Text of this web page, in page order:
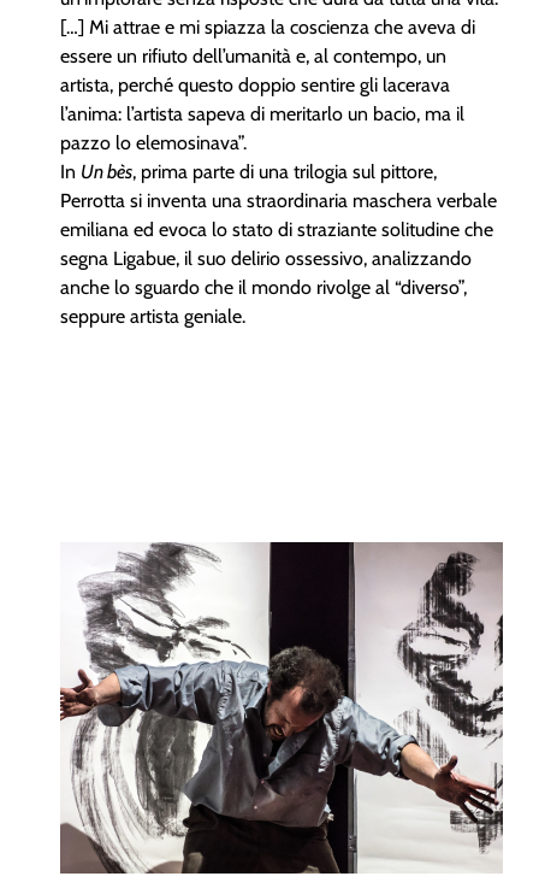
[…] Mi attrae e mi spiazza la coscienza che aveva di
essere un rifiuto dell’umanità e, al contempo, un
artista, perché questo doppio sentire gli lacerava
l’anima: l’artista sapeva di meritarlo un bacio, ma il
pazzo lo elemosinava”.
In Un bès, prima parte di una trilogia sul pittore,
Perrotta si inventa una straordinaria maschera verbale
emiliana ed evoca lo stato di straziante solitudine che
segna Ligabue, il suo delirio ossessivo, analizzando
anche lo sguardo che il mondo rivolge al “diverso”,
seppure artista geniale.